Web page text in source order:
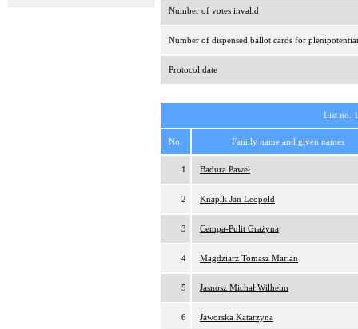
Number of votes invalid
Number of dispensed ballot cards for
Protocol date
List no.
No. Family name and given names
1 Badura Paweł
2 Knapik Jan Leopold
3 Cempa-Pulit Grażyna
4 Magdziarz Tomasz Marian
5 Jasnosz Michał Wilhelm
6 Jaworska Katarzyna